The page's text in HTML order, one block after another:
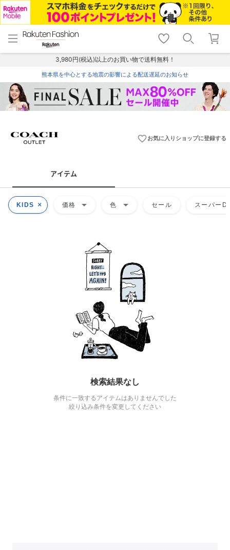
menu home
トップ
shopping_cart lock_outline
ログイン
3,980円(税込)以上のお買い物で送料無料！
熊本県を中心とする地震の影響による配送遅延のお知らせ
favorite_borderお気に入りショップに登録する
アイテム
KIDS 価格 arrow_drop_down 色 arrow_drop_down セール スーパー
検索結果なし
条件に一致するアイテムはありませんでした
絞り込み条件を変更してください